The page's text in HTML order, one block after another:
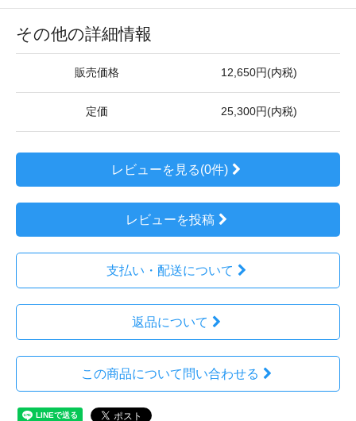
その他の詳細情報
販売価格 12,650円(内税)
定価 25,300円(内税)
レビューを見る(0件)
レビューを投稿
支払い・配送について
返品について
この商品について問い合わせる